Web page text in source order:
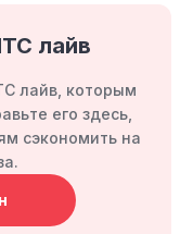
лайв
лайв, которым
его здесь,
сэкономить на